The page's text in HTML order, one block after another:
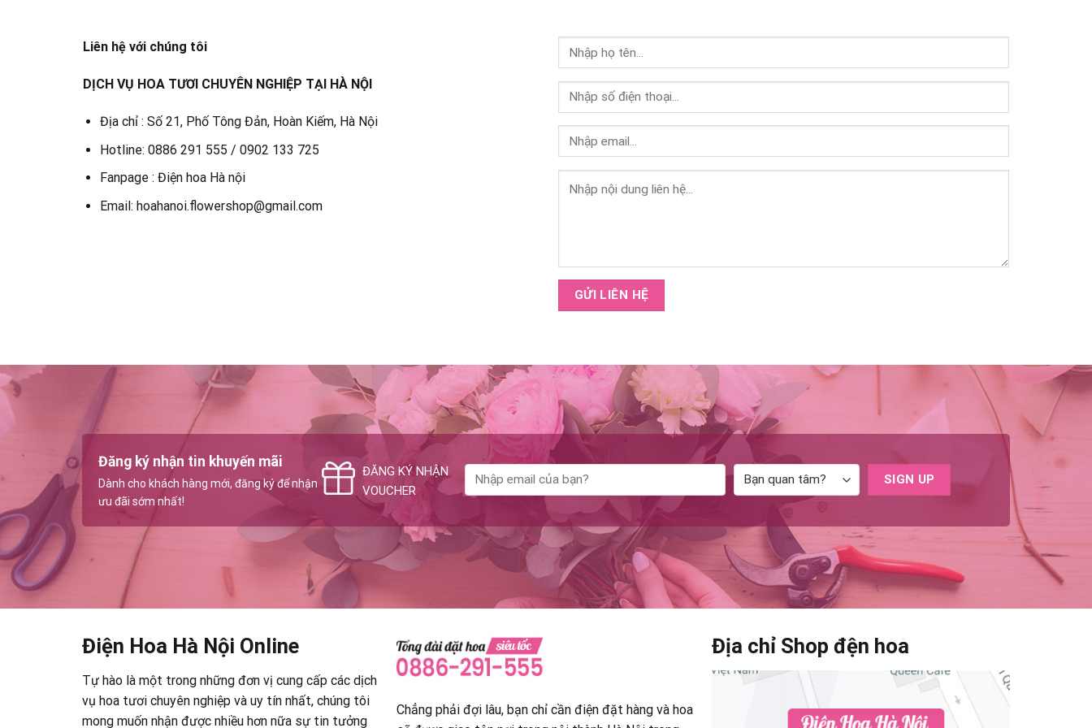
Liên hệ với chúng tôi
DỊCH VỤ HOA TƯƠI CHUYÊN NGHIỆP TẠI HÀ NỘI
Địa chỉ : Số 21, Phố Tông Đản, Hoàn Kiếm, Hà Nội
Hotline: 0886 291 555 / 0902 133 725
Fanpage : Điện hoa Hà nội
Email: hoahanoi.flowershop@gmail.com
Đăng ký nhận tin khuyến mãi
Dành cho khách hàng mới, đăng ký để nhận
ưu đãi sớm nhất!
ĐĂNG KÝ NHẬN
VOUCHER
Điện Hoa Hà Nội Online
Tự hào là một trong những đơn vị cung cấp các dịch
vụ hoa tươi chuyên nghiệp và uy tín nhất, chúng tôi
mong muốn nhận được nhiều hơn nữa sự tin tưởng
Chẳng phải đợi lâu, bạn chỉ cần điện đặt hàng và hoa
Địa chỉ Shop đện hoa